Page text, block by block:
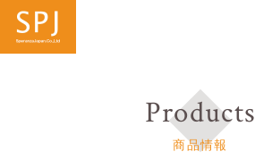
Products
商品情報